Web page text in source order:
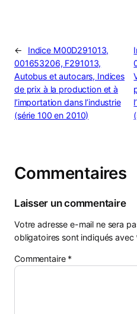
←
Indice M00D291013,
001653206, F291013,
Autobus et autocars, Indices
de prix à la production et à
l’importation dans l’industrie
(série 100 en 2010)
Commentaires
Laisser un commentaire
Votre adresse e-mail ne sera
obligatoires sont indiqués avec
Commentaire *